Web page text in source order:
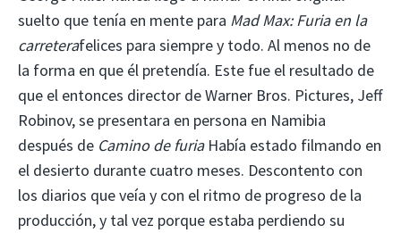
suelto que tenía en mente para Mad Max: Furia en la
carreterafelices para siempre y todo. Al menos no de
la forma en que él pretendía. Este fue el resultado de
que el entonces director de Warner Bros. Pictures, Jeff
Robinov, se presentara en persona en Namibia
después de Camino de furia Había estado filmando en
el desierto durante cuatro meses. Descontento con
los diarios que veía y con el ritmo de progreso de la
producción, y tal vez porque estaba perdiendo su